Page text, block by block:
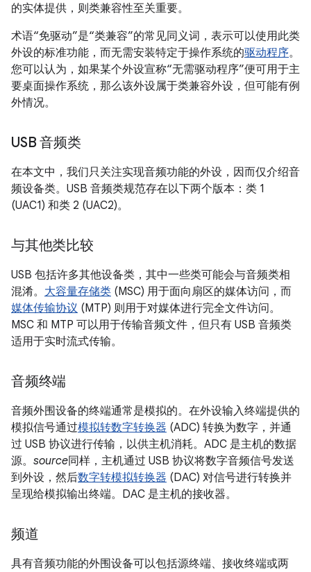
的实体提供，则类兼容性至关重要。
术语“免驱动”是“类兼容”的常见同义词，表示可以使用此类
外设的标准功能，而无需安装特定于操作系统的驱动程序。
您可以认为，如果某个外设宣称“无需驱动程序”便可用于主
要桌面操作系统，那么该外设属于类兼容外设，但可能有例
外情况。
USB 音频类
在本文中，我们只关注实现音频功能的外设，因而仅介绍音
频设备类。USB 音频类规范存在以下两个版本：类 1
(UAC1) 和类 2 (UAC2)。
与其他类比较
USB 包括许多其他设备类，其中一些类可能会与音频类相
混淆。 大容量存储类 (MSC) 用于面向扇区的媒体访问，而
媒体传输协议 (MTP) 则用于对媒体进行完全文件访问。
MSC 和 MTP 可以用于传输音频文件，但只有 USB 音频类
适用于实时流式传输。
音频终端
音频外围设备的终端通常是模拟的。在外设输入终端提供的
模拟信号通过模拟转数字转换器 (ADC) 转换为数字，并通
过 USB 协议进行传输，以供主机消耗。ADC 是主机的数据
源。 source同样，主机通过 USB 协议将数字音频信号发送
到外设，然后数字转模拟转换器 (DAC) 对信号进行转换并
呈现给模拟输出终端。DAC 是主机的接收器。
频道
具有音频功能的外围设备可以包括源终端、接收终端或两